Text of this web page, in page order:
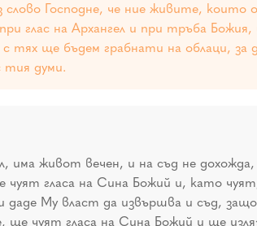
Господне, че ние живите, които
глас на Архангел и при тръба
ще бъдем грабнати на облаци, за
тия думи.
живот вечен, и на съд не
гласа на Сина Божий и, като
Му власт да извършва и съд,
ще чуят гласа на Сина Божий и ще